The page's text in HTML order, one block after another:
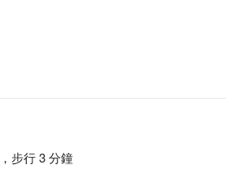
步行 3 分鐘